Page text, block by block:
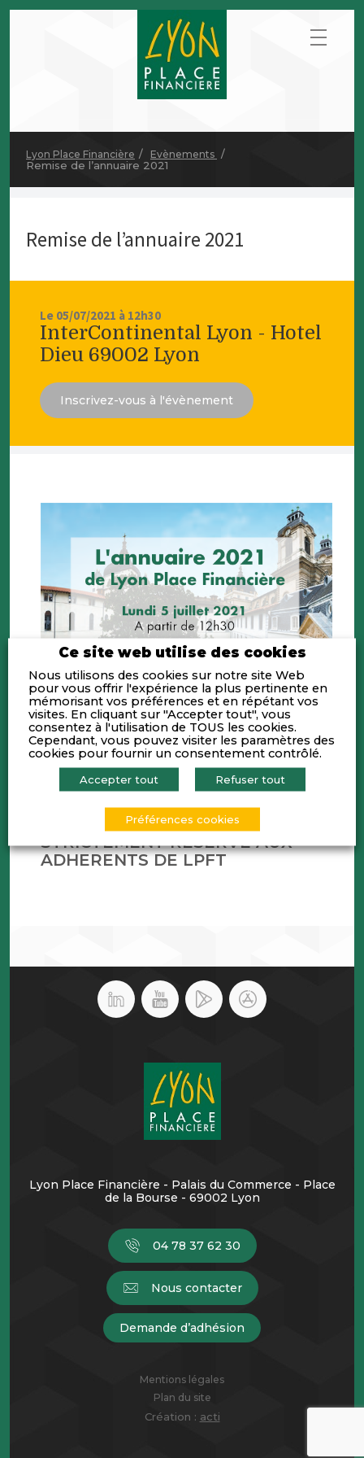
Lyon Place Financière Evènements
Remise de l’annuaire 2021
Remise de l’annuaire 2021
Le 05/07/2021 à 12h30
InterContinental Lyon - Hotel
Dieu 69002 Lyon
Inscrivez-vous à l'évènement
Frédéric Maurel, Président de Lyon Place
Financière est heureux de vous convier à un
cocktail déjeunatoire à l’occasion du
lancement de l’annuaire 2021 de LPFT.
STRICTEMENT RESERVE AUX
ADHERENTS DE LPFT
Lyon Place Financière - Palais du Commerce - Place
de la Bourse - 69002 Lyon
04 78 37 62 30
Nous contacter
Demande d’adhésion
Mentions légales
Plan du site
Création : acti
Ce site web utilise des cookies
Nous utilisons des cookies sur notre site Web
pour vous offrir l'expérience la plus pertinente en
mémorisant vos préférences et en répétant vos
visites. En cliquant sur "Accepter tout", vous
consentez à l'utilisation de TOUS les cookies.
Cependant, vous pouvez visiter les paramètres des
cookies pour fournir un consentement contrôlé.
Accepter tout Refuser tout
Préférences cookies